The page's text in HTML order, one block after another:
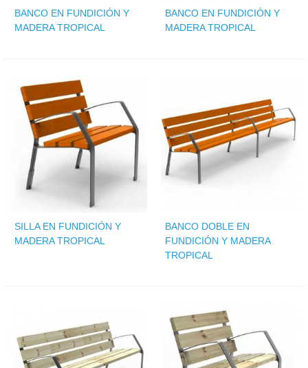
BANCO EN FUNDICIÓN Y
MADERA TROPICAL
BANCO EN FUNDICIÓN Y
MADERA TROPICAL
SILLA EN FUNDICIÓN Y
MADERA TROPICAL
BANCO DOBLE EN
FUNDICIÓN Y MADERA
TROPICAL